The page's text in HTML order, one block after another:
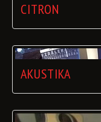
CITRON
AKUSTIKA